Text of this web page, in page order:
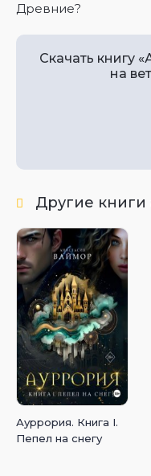
Древние?
Скачать книгу
на
Другие книги
Ауррория. Книга I.
Пепел на снегу